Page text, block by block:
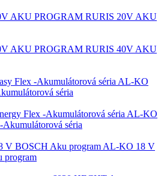
RURIS 20V AKU
RURIS 40V AKU
AL-KO
séria
AL-KO
séria
AL-KO 18 V
program